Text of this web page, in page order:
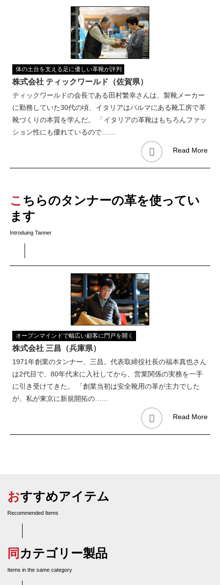
体の土台を支える足に優しい革靴が評判
株式会社 ティックワールド（佐賀県）
ティックワールドの会長である田村繁幸さんは、製靴メーカー
に勤務していた30代の頃、イタリアはパルマにある靴工房で革
靴づくりの本質を学んだ。 「イタリアの革靴はもちろんファッ
ション性にも優れているので……
Read More
こちらのタンナーの革を使ってい
ます
Introduing Tanner
オープンマインドで幅広い顧客に門戸を開く
株式会社 三昌（兵庫県）
1971年創業のタンナー、三昌。代表取締役社長の福本真也さん
は2代目で、80年代末に入社してから、営業関係の実務を一手
に引き受けてきた。 「創業当初は安全靴用の革が主力でした
が、私が東京に新規開拓の……
Read More
おすすめアイテム
Recommended Items
同カテゴリー製品
Items in the same category